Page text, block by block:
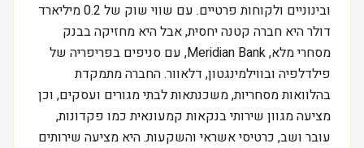
ובינוניים ולקוחות פרטיים. עם שווי שוק של 0.2 מיליארד
דולר היא חברה קטנה יחסית, אבל היא מחזיקה בבנק
מסחרי מלא, Meridian Bank, עם סניפים בפריפריה של
פילדלפיה ובווילמינגטון, דלאוור. החברה מתמקדת
בהלוואות מסחריות, משכנתאות לבתי מגורים ועסקים, וכן
מציעה מגוון שירותי בנקאות קמעונאית כמו פקדונות,
עובר ושב, כרטיסי אשראי והשקעות. היא מציעה שירותים